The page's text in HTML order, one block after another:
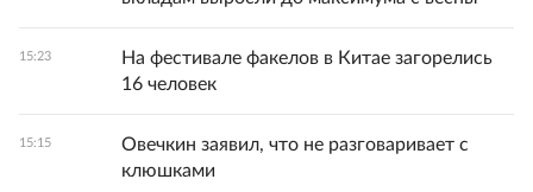
15:23
На фестивале факелов в Китае загорелись
16 человек
15:15
Овечкин заявил, что не разговаривает с
клюшками